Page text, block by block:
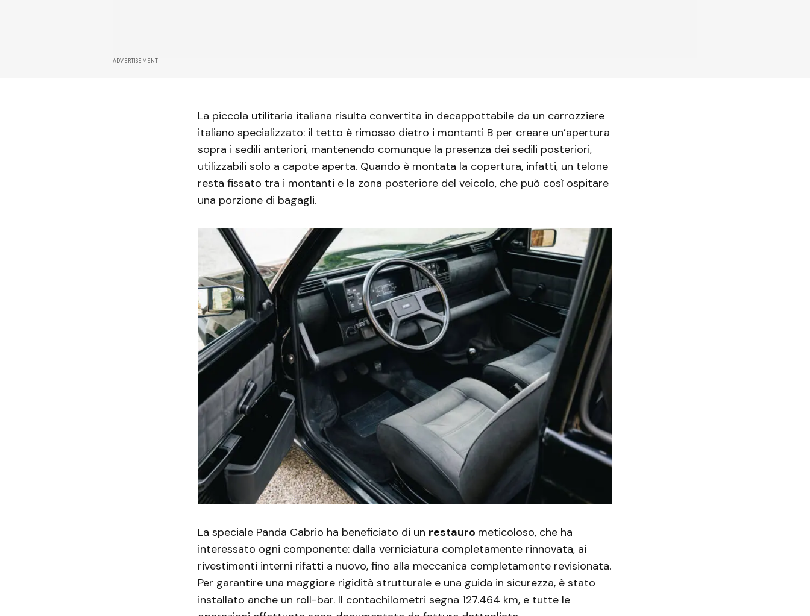
ADVERTISEMENT
La piccola utilitaria italiana risulta convertita in decappottabile da un carrozziere
italiano specializzato: il tetto è rimosso dietro i montanti B per creare un’apertura
sopra i sedili anteriori, mantenendo comunque la presenza dei sedili posteriori,
utilizzabili solo a capote aperta. Quando è montata la copertura, infatti, un telone
resta fissato tra i montanti e la zona posteriore del veicolo, che può così ospitare
una porzione di bagagli.
La speciale Panda Cabrio ha beneficiato di un restauro meticoloso, che ha
interessato ogni componente: dalla verniciatura completamente rinnovata, ai
rivestimenti interni rifatti a nuovo, fino alla meccanica completamente revisionata.
Per garantire una maggiore rigidità strutturale e una guida in sicurezza, è stato
installato anche un roll-bar. Il contachilometri segna 127.464 km, e tutte le